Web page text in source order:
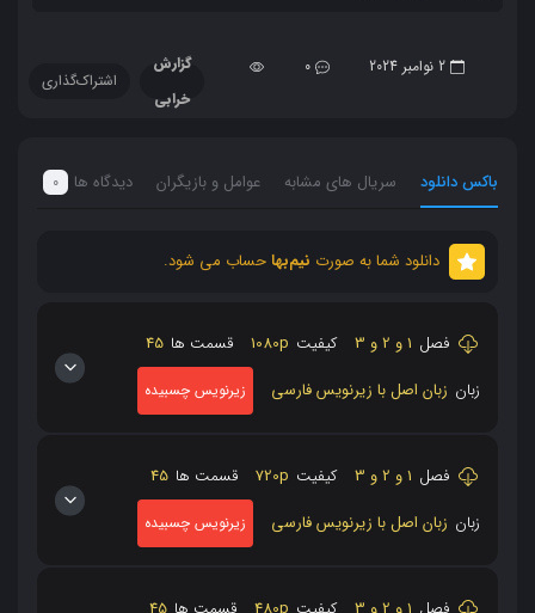
2 نوامبر 2024 0
گزارش
خرابی
اشتراک‌گذاری
باکس دانلود سریال های مشابه عوامل و بازیگران دیدگاه ها 0
دانلود شما به صورت نیم‌بها حساب می شود.
فصل 1 و 2 و 3 کیفیت 1080p قسمت ها 45
زبان زبان اصل با زیرنویس فارسی زیرنویس چسبیده
فصل 1 و 2 و 3 کیفیت 720p قسمت ها 45
زبان زبان اصل با زیرنویس فارسی زیرنویس چسبیده